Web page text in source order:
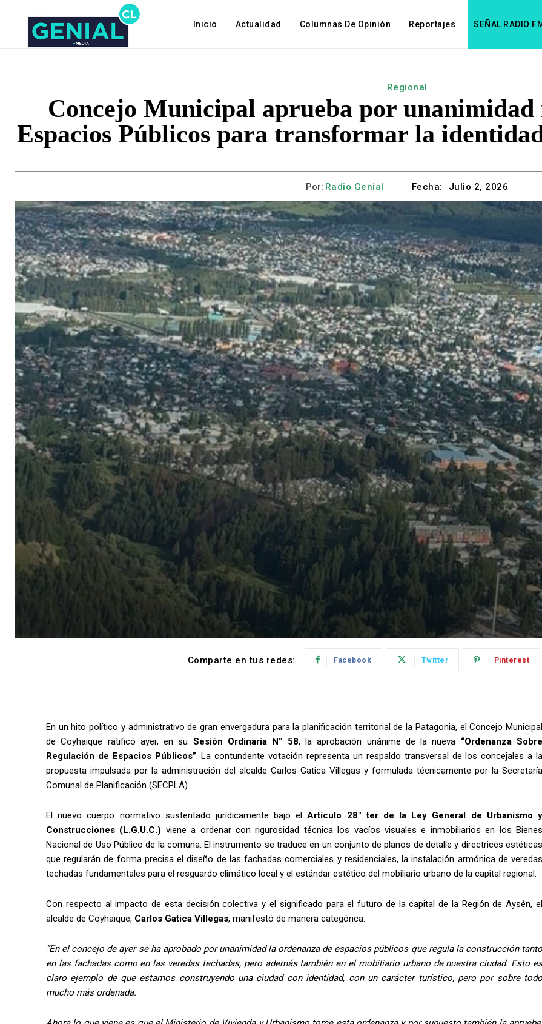
Inicio Actualidad Columnas De Opinión Reportajes SEÑAL RADIO
Regional
Concejo Municipal aprueba por unanimidad
Espacios Públicos para transformar la
Por: Radio Genial Fecha: Julio 2, 2026
Comparte en tus redes: Facebook Twitter Pinterest
En un hito político y administrativo de gran envergadura para la planificación territorial de la Patagonia, el Concejo Municipal
de Coyhaique ratificó ayer, en su Sesión Ordinaria N° 58, la aprobación unánime de la nueva “Ordenanza Sobre
Regulación de Espacios Públicos”. La contundente votación representa un respaldo transversal de los concejales a la
propuesta impulsada por la administración del alcalde Carlos Gatica Villegas y formulada técnicamente por la Secretaría
Comunal de Planificación (SECPLA).
El nuevo cuerpo normativo sustentado jurídicamente bajo elArtículo 28° ter de la Ley General de Urbanismo y
Construcciones (L.G.U.C.) viene a ordenar con rigurosidad técnica los vacíos visuales e inmobiliarios en los Bienes
Nacional de Uso Público de la comuna. El instrumento se traduce en un conjunto de planos de detalle y directrices estéticas
que regularán de forma precisa el diseño de las fachadas comerciales y residenciales, la instalación armónica de veredas
techadas fundamentales para el resguardo climático local y el estándar estético del mobiliario urbano de la capital regional.
Con respecto al impacto de esta decisión colectiva y el significado para el futuro de la capital de la Región de Aysén, el
alcalde de Coyhaique, Carlos Gatica Villegas, manifestó de manera categórica:
“En el concejo de ayer se ha aprobado por unanimidad la ordenanza de espacios públicos que regula la construcción tanto
en las fachadas como en las veredas techadas, pero además también en el mobiliario urbano de nuestra ciudad. Esto es
claro ejemplo de que estamos construyendo una ciudad con identidad, con un carácter turístico, pero por sobre todo
mucho más ordenada.